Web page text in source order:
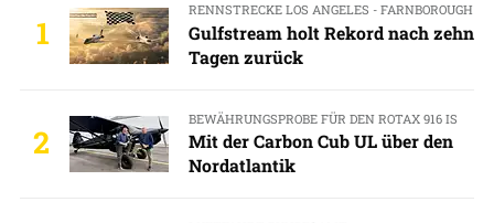
1
RENNSTRECKE LOS ANGELES - FARNBOROUGH
Gulfstream holt Rekord nach zehn
Tagen zurück
2
BEWÄHRUNGSPROBE FÜR DEN ROTAX 916 IS
Mit der Carbon Cub UL über den
Nordatlantik